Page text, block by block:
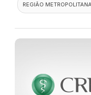
REGIÃO